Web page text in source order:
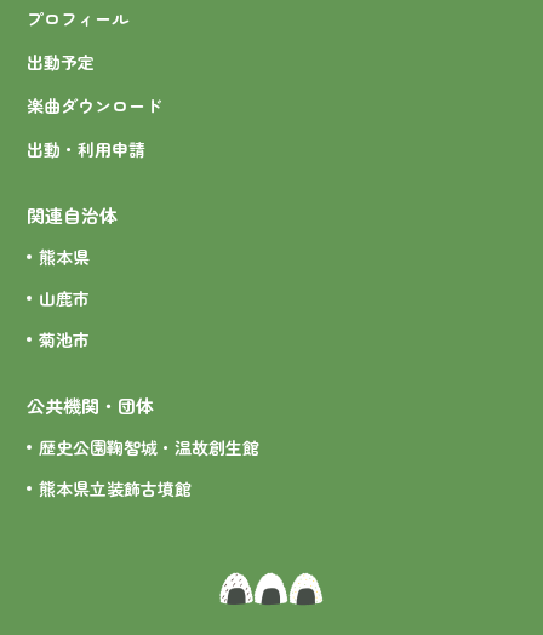
プロフィール
出動予定
楽曲ダウンロード
出動・利用申請
関連自治体
熊本県
山鹿市
菊池市
公共機関・団体
歴史公園鞠智城・温故創生館
熊本県立装飾古墳館